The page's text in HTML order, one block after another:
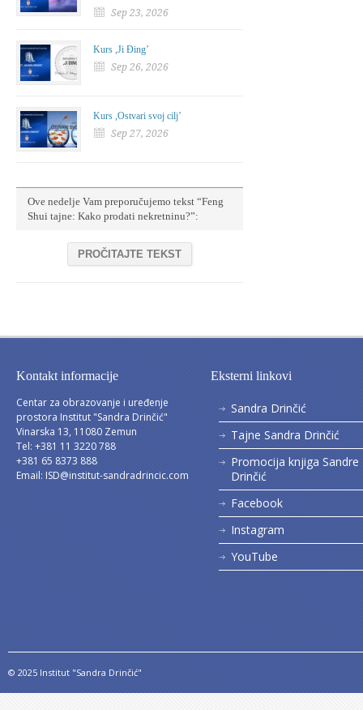
Sep 23, 2026
Kurs ,Ji Đing’
Sep 26, 2026
Kurs ,Ostvari svoj cilj’
Sep 27, 2026
Ove nedelje Vam preporučujemo tekst “Feng
Shui tajne: Kako prodati nekretninu?”:
PROČITAJTE TEKST
Kontakt informacije
Centar za obrazovanje i uređenje
prostora Institut "Sandra Drinčić"
Vinarska 13, 11080 Zemun
Tel: +381 11 3220 788
+381 65 8373 888
Email: ISD@institut-sandradrincic.com
Eksterni linkovi
Sandra Drinčić
Tajne Sandra Drinčić
Promocija knjiga Sandre
Drinčić
Facebook
Instagram
YouTube
© 2025 Institut "Sandra Drinčić"